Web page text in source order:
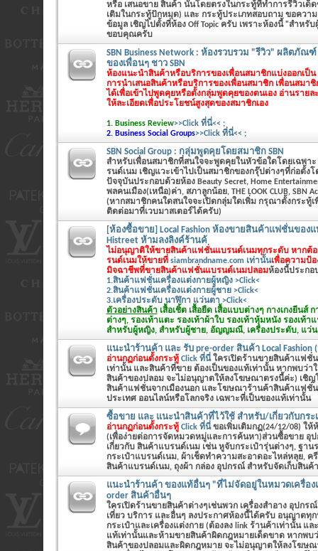
หรือ เสนอขาย สินค้า นั้นโดยตรงในกระทู้ที่ทำการรีวิวเด็
เติมในกระทู้ปักหมุด) และ กระทู้ประเภทสอบถาม ขอควา
ข้อมูล เชิญไปตั้งที่ห้อง Off Topic ครับ เพราะห้องนี้ "สำหรั
ขอบคุณครับ
SBN Business Network : ห้องรวบรวม "รีวิว" ผลิตภัณ
ของเพื่อนๆ ชาว SBN
ห้องแนะนำสินค้าหรือบริการของเพื่อนสมาชิกแบ่งออกเป็
การนำเสนอสินค้าหรือบริการของเพื่อนสมาชิก เพื่อนสมา
ได้เพื่อเข้าไปพูดคุยหรือตั้งกลุ่มพูดคุยของตนเอง อ่านรายล
ให้ละเอียดเพื่อประโยชน์สูงสุดของสมาชิกเอง
1. Business Review>>Click ที่นี่<< ;
2. Business Social Groups>>Click ที่นี่<< ;
SBN Social Group : กลุ่มพูดคุยโดยสมาชิก SBN
สำหรับเพื่อนสมาชิกที่สนใจจะพูดคุยในหัวข้อใดโดยเฉพา
รนด์เนม เชิญแวะเข้าไปเป็นสมาชิกของกรุ๊ปต่างๆที่ก่อตั้งโ
ปัจจุบันประกอบด้วยห้อง Beauty Secret, Home
พลคนเมือง(เหนือ)ค่า, สภาลูกน้อย, THE LOOK CLUB, SBN
(หากสมาชิกคนใดสนใจจะเปิดกลุ่มใดเพิ่ม กรุณาตั้งกระทู้
ติดต่อมาที่เวบมาสเตอร์ได้ครับ)
[ห้องซื้อขาย] Local Fashion ห้องขายสินค้าแฟชั่นของแ
Histreet ห้ามลงลิงค์ร้านค้
ไม่อนุญาติให้ขายสินค้าแฟชั่นแบรนด์เนมทุกระดับ หากต้
รนด์เนมให้ขายที่ siambrandname.com เท่านั้นเพื่อความป้อ
มิจฉาชีพที่ขายสินค้าแฟชั่นแบรนด์เนมปลอมห้องนี้ประกอ
1.สินค้าแฟชั่นเครื่องแต่งกายผู้หญิง >Click<
2.สินค้าแฟชั่นเครื่องแต่งกายผู้ชาย >Click<
3.เครื่องประดับ นาฬิกา แว่นตา >Click<
ตัวอย่างสินค้าเสื้อเชิ้ต เสื้อยืด เสื้อแบบต่างๆ กางเกงยีนส์ ก
ต่างๆ, รองเท้าแตะ รองเท้าผ้าใบ รองเท้าหุ้มหนัง รองเท้
สำหรับผู้หญิง, สำหรับผู้ชาย, อัญญมณี, เครื่องประดับ, แว่
แนะนำร้านค้า และ รับ pre-order สินค้า Local
อ่านกฏก่อนตั้งกระทู้ Click ที่นี่ ใครเปิดร้านขายสินค้าแฟชั่
เท่านั้น และสินค้าที่ขาย ต้องเป็นของแท้เท่านั้น หากพบว่า
สินค้าของปลอม จะไม่อนุญาตให้ลงโฆษณาตรงนี้ค่ะ) เชิญ
สินค้าแฟชั่นจากเมืองนอก และโฆษณาร้านค้าสินค้าแฟชั่น
ประเทศ ออนไลน์หรือโลกจริง เฉพาะที่เป็นของแท้เท่านั้น
ซื้อขาย และ แนะนำสินค้าที่ไว้ใช้ สำหรับ/เกี่ยวกับกระ
อ่านกฏก่อนตั้งกระทู้ Click ที่นี่ ขอเพิ่มเติมกฏ(24/12/08) ใ
(เพื่อง่ายต่อการจัดหมวดหมู่และการค้นหา)ส่วนซื้อขาย อุ
เกี่ยวกับ สินค้าแบรนด์เนม เช่น หูจับกระเป๋ารุ่นต่างๆ, ฐา
กระเป๋าแบรนด์เนม, ผ้าเช็ดทำความสะอาดอะไหล่หลุย, ค
สินค้าแบรนด์เนม, ถุงผ้า กล่อง อุปกรณ์ สำหรับจัดเก็บสินค้
แนะนำร้านค้า ของแท้อื่นๆ "ที่ไม่จัดอยู่ในหมวดเครื่อง
order สินค้าอื่นๆ
ใครเปิดร้านขายสินค้าต่างๆเช่นพวก เครื่องสำอาง อุปกร
เที่ยว บริการ และอื่นๆ ลงประกาศห้องนี้ได้ครับ อนุญาตทุ
กระเป๋าและเครื่องแต่งกาย (ต้องลง link ร้านค้าเท่านั้น แ
แท้เท่านั้นและห้ามขายสินค้าผิดกฎหมายเด็ดขาด หากพบ
สินค้าของปลอมและผิดกฎหมาย จะไม่อนุญาตให้ลงโฆษณ